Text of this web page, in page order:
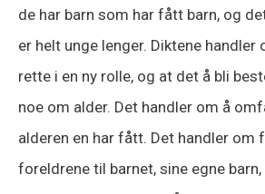
de har barn som har fått barn, og
er helt unge lenger. Diktene handler
rette i en ny rolle, og at det å bli
noe om alder. Det handler om å
alderen en har fått. Det handler om
foreldrene til barnet, sine egne